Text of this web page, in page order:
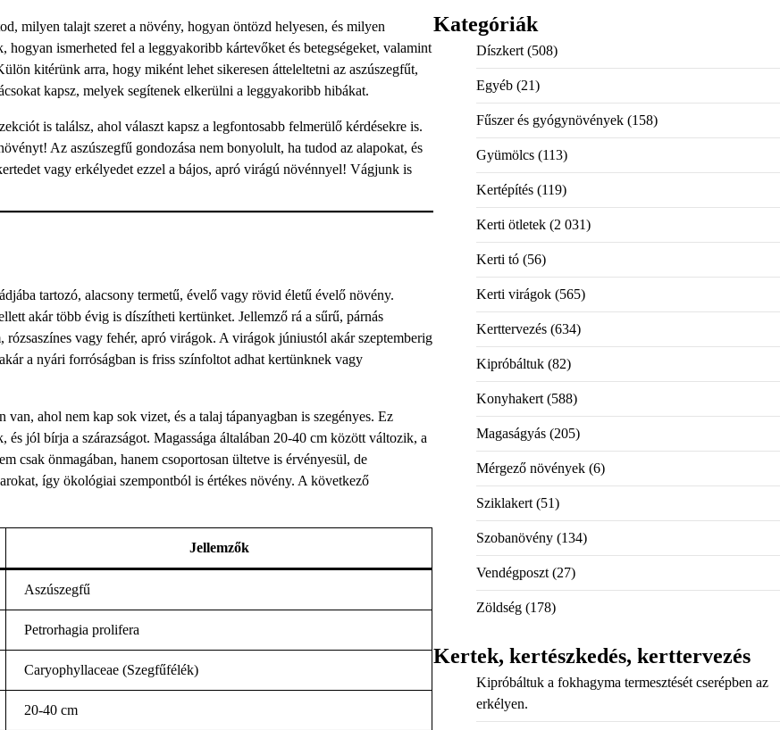
milyen talajt szeret a növény, hogyan öntözd helyesen, és milyen
hogyan ismerheted fel a leggyakoribb kártevőket és betegségeket, valamint
kitérünk arra, hogy miként lehet sikeresen átteleltetni az aszúszegfűt,
kapsz, melyek segítenek elkerülni a leggyakoribb hibákat.
is találsz, ahol választ kapsz a legfontosabb felmerülő kérdésekre is.
Az aszúszegfű gondozása nem bonyolult, ha tudod az alapokat, és
vagy erkélyedet ezzel a bájos, apró virágú növénnyel! Vágjunk is
tartozó, alacsony termetű, évelő vagy rövid életű évelő növény.
akár több évig is díszítheti kertünket. Jellemző rá a sűrű, párnás
vagy fehér, apró virágok. A virágok júniustól akár szeptemberig
a nyári forróságban is friss színfoltot adhat kertünknek vagy
ahol nem kap sok vizet, és a talaj tápanyagban is szegényes. Ez
jól bírja a szárazságot. Magassága általában 20-40 cm között változik, a
csak önmagában, hanem csoportosan ültetve is érvényesül, de
így ökológiai szempontból is értékes növény. A következő
Jellemzők
Aszúszegfű
Petrorhagia prolifera
Caryophyllaceae (Szegfűfélék)
20-40 cm
Kategóriák
Díszkert(508)
Egyéb(21)
Fűszer és gyógynövények(158)
Gyümölcs(113)
Kertépítés(119)
Kerti ötletek(2 031)
Kerti tó(56)
Kerti virágok(565)
Kerttervezés(634)
Kipróbáltuk(82)
Konyhakert(588)
Magaságyás(205)
Mérgező növények(6)
Sziklakert(51)
Szobanövény(134)
Vendégposzt(27)
Zöldség(178)
Kertek, kertészkedés, kerttervezés
Kipróbáltuk a fokhagyma termesztését cserépben az
erkélyen.